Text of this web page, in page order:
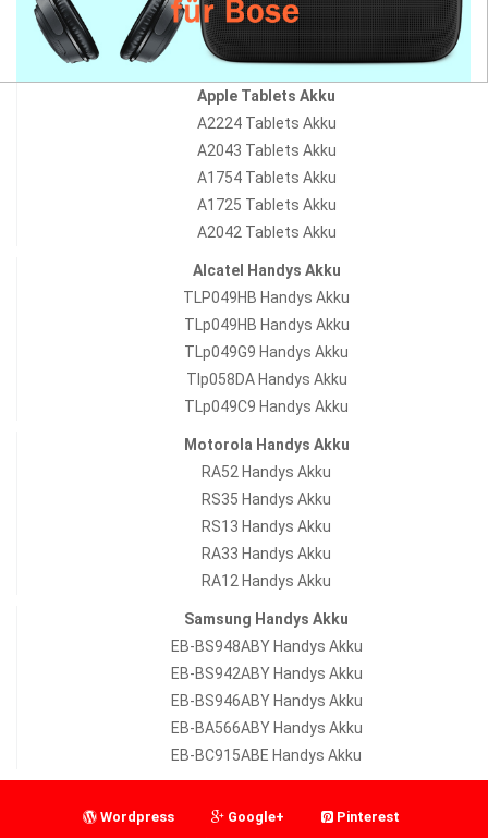
Apple Tablets Akku
A2224 Tablets Akku
A2043 Tablets Akku
A1754 Tablets Akku
A1725 Tablets Akku
A2042 Tablets Akku
Alcatel Handys Akku
TLP049HB Handys Akku
TLp049HB Handys Akku
TLp049G9 Handys Akku
Tlp058DA Handys Akku
TLp049C9 Handys Akku
Motorola Handys Akku
RA52 Handys Akku
RS35 Handys Akku
RS13 Handys Akku
RA33 Handys Akku
RA12 Handys Akku
Samsung Handys Akku
EB-BS948ABY Handys Akku
EB-BS942ABY Handys Akku
EB-BS946ABY Handys Akku
EB-BA566ABY Handys Akku
EB-BC915ABE Handys Akku
Wordpress Google+
Pinterest